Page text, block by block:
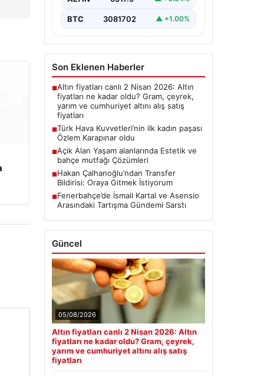
BTC 3081702 ▲ +1.00%
Son Eklenen Haberler
■Altın fiyatları canlı 2 Nisan 2026: Altın
fiyatları ne kadar oldu? Gram, çeyrek,
yarım ve cumhuriyet altını alış satış
fiyatları
■Türk Hava Kuvvetleri’nin ilk kadın paşası
Özlem Karapınar oldu
■Açık Alan Yaşam alanlarında Estetik ve
bahçe mutfağı Çözümleri
■Hakan Çalhanoğlu’ndan Transfer
Bildirisi: Oraya Gitmek İstiyorum
■Fenerbahçe’de İsmail Kartal ve Asensio
Arasındaki Tartışma Gündemi Sarstı
Güncel
05/08/2026
Altın fiyatları canlı 2 Nisan 2026: Altın
fiyatları ne kadar oldu? Gram, çeyrek,
yarım ve cumhuriyet altını alış satış
fiyatları